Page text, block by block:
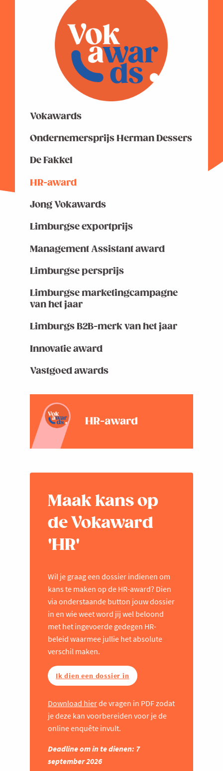
Vokawards
Ondernemersprijs Herman Dessers
De Fakkel
HR-award
Jong Vokawards
Limburgse exportprijs
Management Assistant award
Limburgse persprijs
Limburgse marketingcampagne
van het jaar
Limburgs B2B-merk van het jaar
Innovatie award
Vastgoed awards
Maak kans op
de Vokaward
'HR'
Wil je graag een dossier indienen om
kans te maken op de HR-award? Dien
via onderstaande button jouw dossier
in en wie weet word jij wel beloond
met het ingevoerde gedegen HR-
beleid waarmee jullie het absolute
verschil maken.
Ik dien een dossier in
Download hierde vragen in PDF zodat
je deze kan voorbereiden voor je de
online enquête invult.
Deadline om in te dienen: 7
september 2026